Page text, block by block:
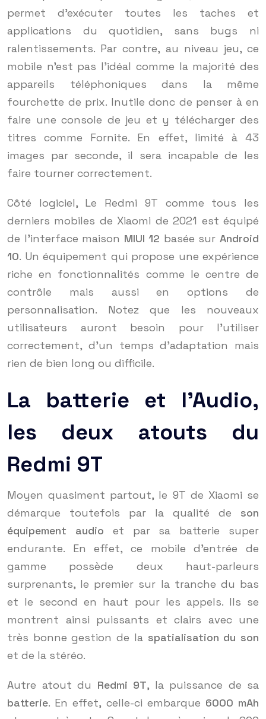
permet d’exécuter toutes les taches et
applications du quotidien, sans bugs ni
ralentissements. Par contre, au niveau jeu, ce
mobile n’est pas l’idéal comme la majorité des
appareils téléphoniques dans la même
fourchette de prix. Inutile donc de penser à en
faire une console de jeu et y télécharger des
titres comme Fornite. En effet, limité à 43
images par seconde, il sera incapable de les
faire tourner correctement.
Côté logiciel, Le Redmi 9T comme tous les
derniers mobiles de Xiaomi de 2021 est équipé
de l’interface maison MIUI 12 basée surAndroid
10. Un équipement qui propose une expérience
riche en fonctionnalités comme le centre de
contrôle mais aussi en options de
personnalisation. Notez que les nouveaux
utilisateurs auront besoin pour l’utiliser
correctement, d’un temps d’adaptation mais
rien de bien long ou difficile.
La batterie et l’Audio,
les deux atouts du
Redmi 9T
Moyen quasiment partout, le 9T de Xiaomi se
démarque toutefois par la qualité de son
équipement audio et par sa batterie super
endurante. En effet, ce mobile d’entrée de
gamme possède deux haut-parleurs
surprenants, le premier sur la tranche du bas
et le second en haut pour les appels. Ils se
montrent ainsi puissants et clairs avec une
très bonne gestion de la spatialisation du son
et de la stéréo.
Autre atout du Redmi 9T, la puissance de sa
batterie. En effet, celle-ci embarque 6000 mAh